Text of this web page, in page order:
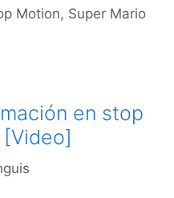
Motion, Super Mario
en stop